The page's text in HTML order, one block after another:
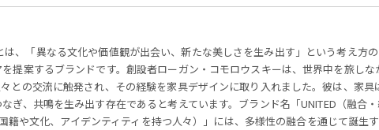
は、「異なる文化や価値観が出会い、新たな美しさを生み出す」という考え方
提案するブランドです。創設者ローガン・コモロウスキーは、世界中を旅し
との交流に触発され、その経験を家具デザインに取り入れました。彼は、家
ぎ、共鳴を生み出す存在であると考えています。ブランド名「UNITED（融合・
籍や文化、アイデンティティを持つ人々）」には、多様性の融合を通じて誕生